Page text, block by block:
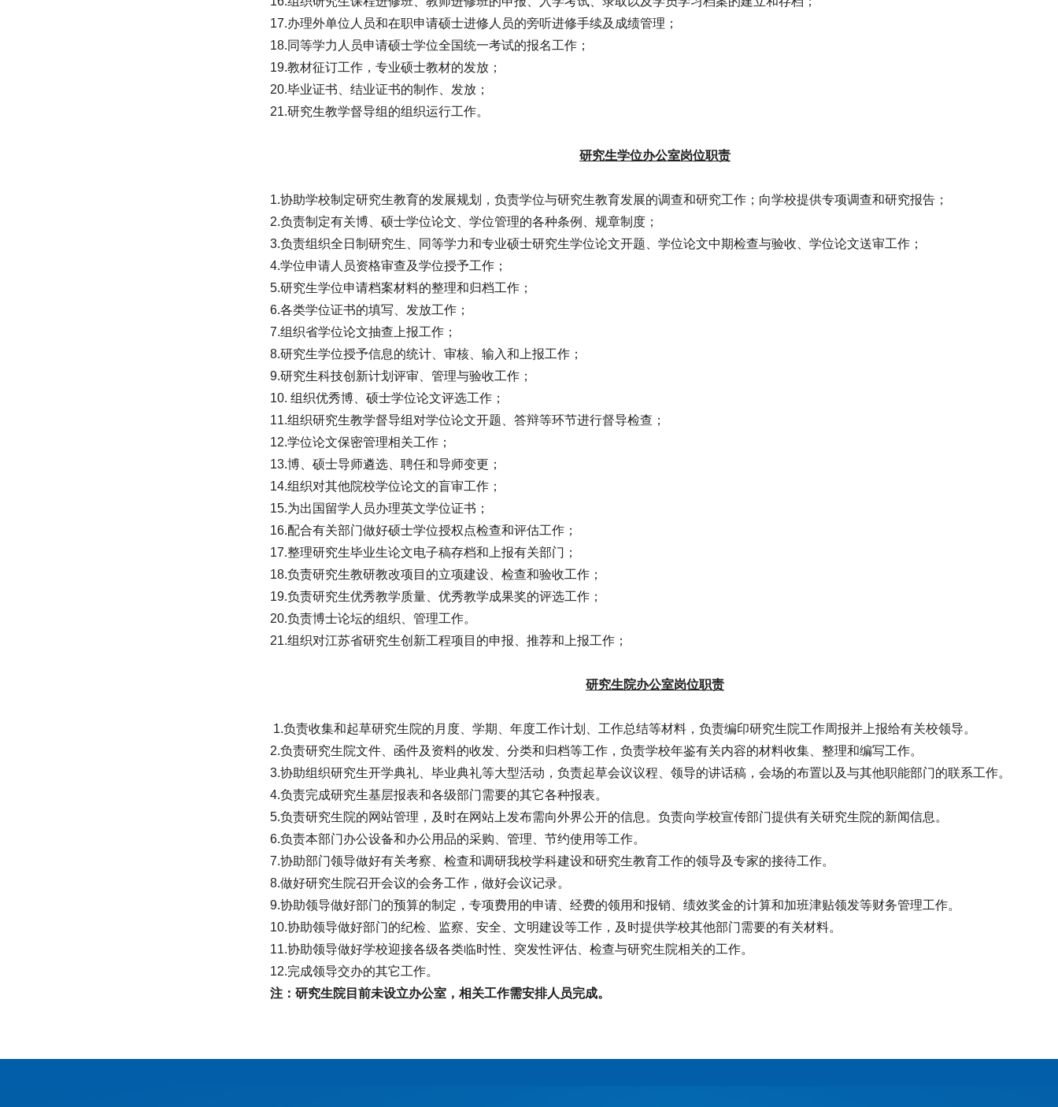
17.办理外单位人员和在职申请硕士进修人员的旁听进修手续及成绩管理；
18.同等学力人员申请硕士学位全国统一考试的报名工作；
19.教材征订工作，专业硕士教材的发放；
20.毕业证书、结业证书的制作、发放；
21.研究生教学督导组的组织运行工作。
研究生学位办公室岗位职责
1.协助学校制定研究生教育的发展规划，负责学位与研究生教育发展的调查和研究工作；向学校提供专项调查和研究报告；
2.负责制定有关博、硕士学位论文、学位管理的各种条例、规章制度；
3.负责组织全日制研究生、同等学力和专业硕士研究生学位论文开题、学位论文中期检查与验收、学位论文送审工作；
4.学位申请人员资格审查及学位授予工作；
5.研究生学位申请档案材料的整理和归档工作；
6.各类学位证书的填写、发放工作；
7.组织省学位论文抽查上报工作；
8.研究生学位授予信息的统计、审核、输入和上报工作；
9.研究生科技创新计划评审、管理与验收工作；
10. 组织优秀博、硕士学位论文评选工作；
11.组织研究生教学督导组对学位论文开题、答辩等环节进行督导检查；
12.学位论文保密管理相关工作；
13.博、硕士导师遴选、聘任和导师变更；
14.组织对其他院校学位论文的盲审工作；
15.为出国留学人员办理英文学位证书；
16.配合有关部门做好硕士学位授权点检查和评估工作；
17.整理研究生毕业生论文电子稿存档和上报有关部门；
18.负责研究生教研教改项目的立项建设、检查和验收工作；
19.负责研究生优秀教学质量、优秀教学成果奖的评选工作；
20.负责博士论坛的组织、管理工作。
21.组织对江苏省研究生创新工程项目的申报、推荐和上报工作；
研究生院办公室岗位职责
1.负责收集和起草研究生院的月度、学期、年度工作计划、工作总结等材料，负责编印研究生院工作周报并上报给有关校领导。
2.负责研究生院文件、函件及资料的收发、分类和归档等工作，负责学校年鉴有关内容的材料收集、整理和编写工作。
3.协助组织研究生开学典礼、毕业典礼等大型活动，负责起草会议议程、领导的讲话稿，会场的布置以及与其他职能部门的联系工作。
4.负责完成研究生基层报表和各级部门需要的其它各种报表。
5.负责研究生院的网站管理，及时在网站上发布需向外界公开的信息。负责向学校宣传部门提供有关研究生院的新闻信息。
6.负责本部门办公设备和办公用品的采购、管理、节约使用等工作。
7.协助部门领导做好有关考察、检查和调研我校学科建设和研究生教育工作的领导及专家的接待工作。
8.做好研究生院召开会议的会务工作，做好会议记录。
9.协助领导做好部门的预算的制定，专项费用的申请、经费的领用和报销、绩效奖金的计算和加班津贴领发等财务管理工作。
10.协助领导做好部门的纪检、监察、安全、文明建设等工作，及时提供学校其他部门需要的有关材料。
11.协助领导做好学校迎接各级各类临时性、突发性评估、检查与研究生院相关的工作。
12.完成领导交办的其它工作。
注：研究生院目前未设立办公室，相关工作需安排人员完成。